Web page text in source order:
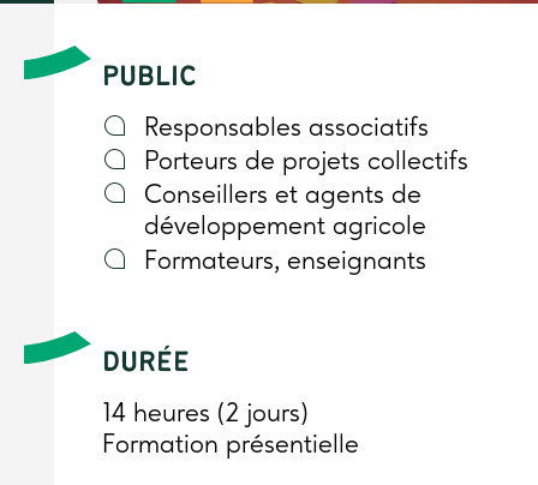
PUBLIC
Responsables associatifs
Porteurs de projets collectifs
Conseillers et agents de
développement agricole
Formateurs, enseignants
DURÉE
14 heures (2 jours)
Formation présentielle